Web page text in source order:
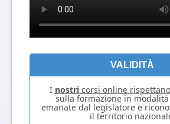
VALIDITÀ
I nostricorsi online
sulla formazione in
emanate dal legislatore e
il territorio